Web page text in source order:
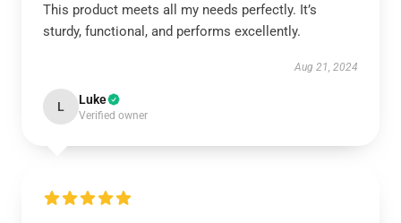
This product meets all my needs perfectly. It’s
sturdy, functional, and performs excellently.
Aug 21, 2024
L Luke
Verified owner